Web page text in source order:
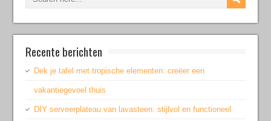
Recente berichten
Dek je tafel met tropische elementen: creëer een
vakantiegevoel thuis
DIY serveerplateau van lavasteen: stijlvol en functioneel